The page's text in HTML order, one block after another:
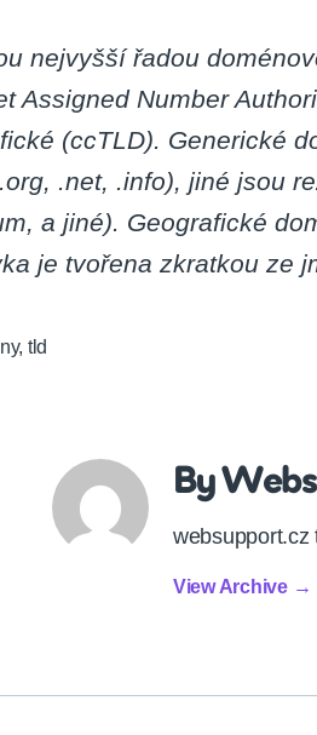
nejvyšší řadou
Assigned Number
(ccTLD). Generické
.net, .info), jiné jsou
a jiné). Geografické
je tvořena zkratkou ze
, tld
By
websupport.cz
View Archive →